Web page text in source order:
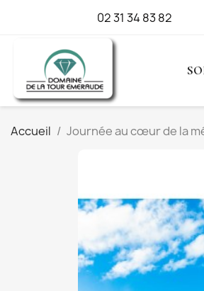
02 31 34 83 82
Accueil Journée au cœur de la